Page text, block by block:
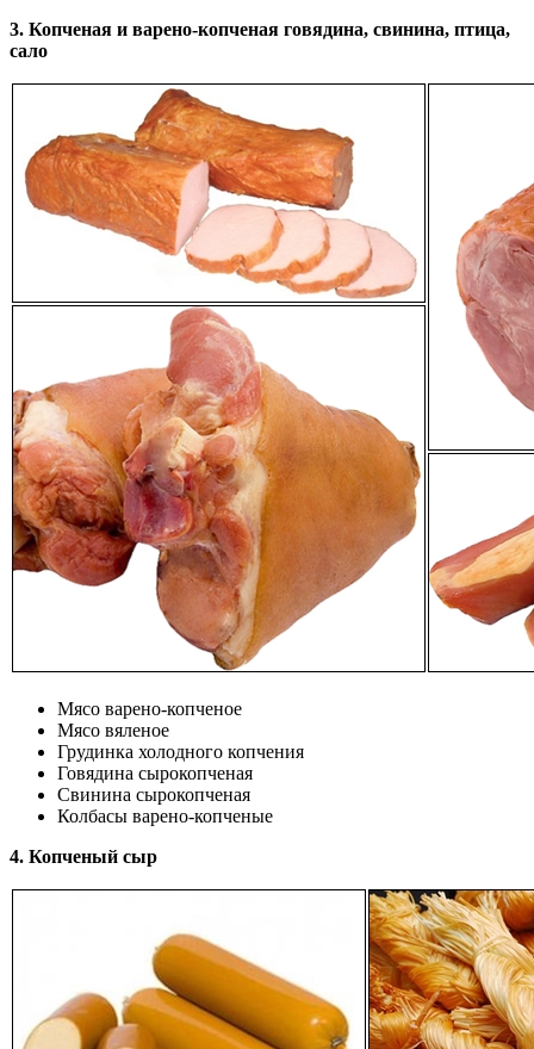
3. Копченая и варено-копченая говядина, свинина, птица,
сало
Мясо варено-копченое
Мясо вяленое
Грудинка холодного копчения
Говядина сырокопченая
Свинина сырокопченая
Колбасы варено-копченые
4. Копченый сыр